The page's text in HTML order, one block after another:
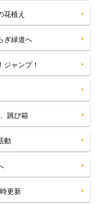
花植え
ぎ緑道へ
ャンプ！
跳び箱
動
更新